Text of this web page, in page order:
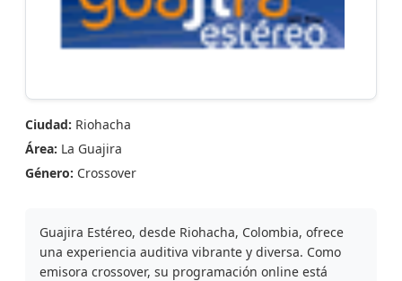
Ciudad: Riohacha
Área: La Guajira
Género: Crossover
Guajira Estéreo, desde Riohacha, Colombia, ofrece
una experiencia auditiva vibrante y diversa. Como
emisora crossover, su programación online está